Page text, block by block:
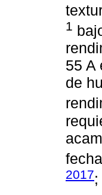
1
55 A
de
2017;